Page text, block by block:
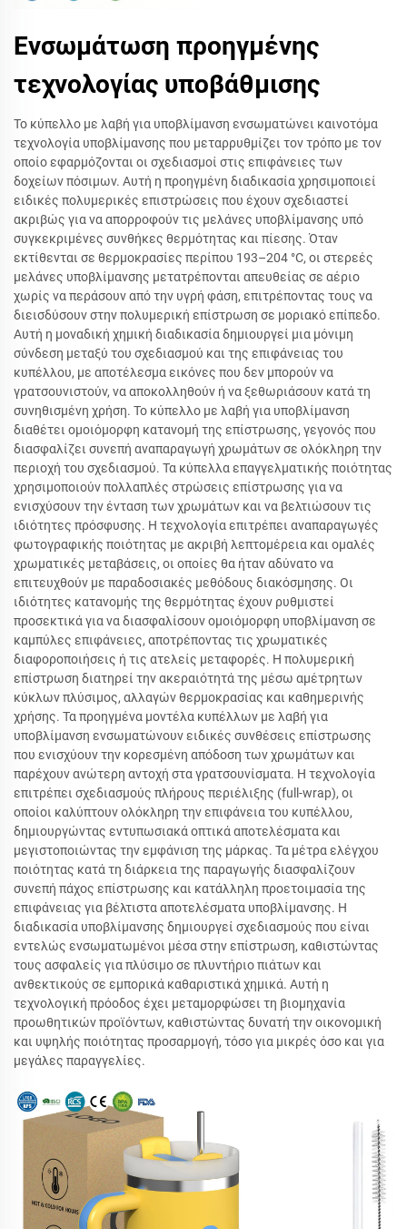
Ενσωμάτωση προηγμένης
τεχνολογίας υποβάθμισης
Το κύπελλο με λαβή για υποβλίμανση ενσωματώνει καινοτόμα
τεχνολογία υποβλίμανσης που μεταρρυθμίζει τον τρόπο με τον
οποίο εφαρμόζονται οι σχεδιασμοί στις επιφάνειες των
δοχείων πόσιμων. Αυτή η προηγμένη διαδικασία χρησιμοποιεί
ειδικές πολυμερικές επιστρώσεις που έχουν σχεδιαστεί
ακριβώς για να απορροφούν τις μελάνες υποβλίμανσης υπό
συγκεκριμένες συνθήκες θερμότητας και πίεσης. Όταν
εκτίθενται σε θερμοκρασίες περίπου 193–204 °C, οι στερεές
μελάνες υποβλίμανσης μετατρέπονται απευθείας σε αέριο
χωρίς να περάσουν από την υγρή φάση, επιτρέποντας τους να
διεισδύσουν στην πολυμερική επίστρωση σε μοριακό επίπεδο.
Αυτή η μοναδική χημική διαδικασία δημιουργεί μια μόνιμη
σύνδεση μεταξύ του σχεδιασμού και της επιφάνειας του
κυπέλλου, με αποτέλεσμα εικόνες που δεν μπορούν να
γρατσουνιστούν, να αποκολληθούν ή να ξεθωριάσουν κατά τη
συνηθισμένη χρήση. Το κύπελλο με λαβή για υποβλίμανση
διαθέτει ομοιόμορφη κατανομή της επίστρωσης, γεγονός που
διασφαλίζει συνεπή αναπαραγωγή χρωμάτων σε ολόκληρη την
περιοχή του σχεδιασμού. Τα κύπελλα επαγγελματικής ποιότητας
χρησιμοποιούν πολλαπλές στρώσεις επίστρωσης για να
ενισχύσουν την ένταση των χρωμάτων και να βελτιώσουν τις
ιδιότητες πρόσφυσης. Η τεχνολογία επιτρέπει αναπαραγωγές
φωτογραφικής ποιότητας με ακριβή λεπτομέρεια και ομαλές
χρωματικές μεταβάσεις, οι οποίες θα ήταν αδύνατο να
επιτευχθούν με παραδοσιακές μεθόδους διακόσμησης. Οι
ιδιότητες κατανομής της θερμότητας έχουν ρυθμιστεί
προσεκτικά για να διασφαλίσουν ομοιόμορφη υποβλίμανση σε
καμπύλες επιφάνειες, αποτρέποντας τις χρωματικές
διαφοροποιήσεις ή τις ατελείς μεταφορές. Η πολυμερική
επίστρωση διατηρεί την ακεραιότητά της μέσω αμέτρητων
κύκλων πλύσιμος, αλλαγών θερμοκρασίας και καθημερινής
χρήσης. Τα προηγμένα μοντέλα κυπέλλων με λαβή για
υποβλίμανση ενσωματώνουν ειδικές συνθέσεις επίστρωσης
που ενισχύουν την κορεσμένη απόδοση των χρωμάτων και
παρέχουν ανώτερη αντοχή στα γρατσουνίσματα. Η τεχνολογία
επιτρέπει σχεδιασμούς πλήρους περιέλιξης (full-wrap), οι
οποίοι καλύπτουν ολόκληρη την επιφάνεια του κυπέλλου,
δημιουργώντας εντυπωσιακά οπτικά αποτελέσματα και
μεγιστοποιώντας την εμφάνιση της μάρκας. Τα μέτρα ελέγχου
ποιότητας κατά τη διάρκεια της παραγωγής διασφαλίζουν
συνεπή πάχος επίστρωσης και κατάλληλη προετοιμασία της
επιφάνειας για βέλτιστα αποτελέσματα υποβλίμανσης. Η
διαδικασία υποβλίμανσης δημιουργεί σχεδιασμούς που είναι
εντελώς ενσωματωμένοι μέσα στην επίστρωση, καθιστώντας
τους ασφαλείς για πλύσιμο σε πλυντήριο πιάτων και
ανθεκτικούς σε εμπορικά καθαριστικά χημικά. Αυτή η
τεχνολογική πρόοδος έχει μεταμορφώσει τη βιομηχανία
προωθητικών προϊόντων, καθιστώντας δυνατή την οικονομική
και υψηλής ποιότητας προσαρμογή, τόσο για μικρές όσο και για
μεγάλες παραγγελίες.